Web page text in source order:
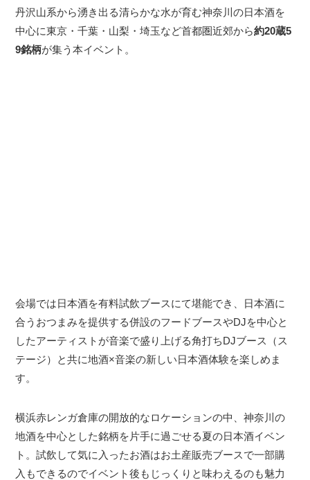
丹沢山系から湧き出る清らかな水が育む神奈川の日本酒を
中心に東京・千葉・山梨・埼玉など首都圏近郊から約20蔵5
9銘柄が集う本イベント。
会場では日本酒を有料試飲ブースにて堪能でき、日本酒に
合うおつまみを提供する併設のフードブースやDJを中心と
したアーティストが音楽で盛り上げる角打ちDJブース（ス
テージ）と共に地酒×音楽の新しい日本酒体験を楽しめま
す。
横浜赤レンガ倉庫の開放的なロケーションの中、神奈川の
地酒を中心とした銘柄を片手に過ごせる夏の日本酒イベン
ト。試飲して気に入ったお酒はお土産販売ブースで一部購
入もできるのでイベント後もじっくりと味わえるのも魅力